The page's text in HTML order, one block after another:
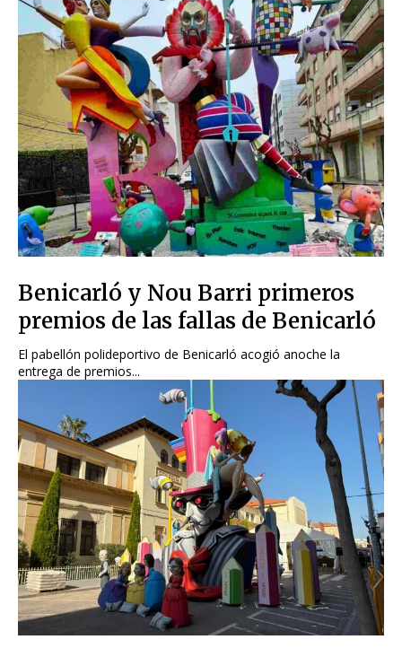
Benicarló y Nou Barri primeros
premios de las fallas de Benicarló
El pabellón polideportivo de Benicarló acogió anoche la
entrega de premios...